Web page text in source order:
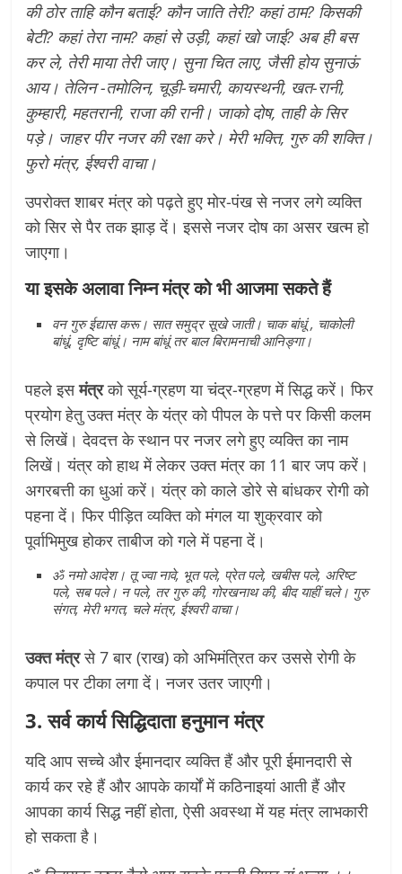
की ठोर ताहि कौन बताई? कौन जाति तेरी? कहां ठाम? किसकी
बेटी? कहां तेरा नाम? कहां से उड़ी, कहां खो जाई? अब ही बस
कर ले, तेरी माया तेरी जाए। सुना चित लाए, जैसी होय सुनाऊं
आय। तेलिन -तमोलिन, चूड़ी-चमारी, कायस्थनी, खत-रानी,
कुम्हारी, महतरानी, राजा की रानी। जाको दोष, ताही के सिर
पड़े। जाहर पीर नजर की रक्षा करे। मेरी भक्ति, गुरु की शक्ति।
फुरो मंत्र, ईश्वरी वाचा।
उपरोक्त शाबर मंत्र को पढ़ते हुए मोर-पंख से नजर लगे व्यक्ति
को सिर से पैर तक झाड़ दें। इससे नजर दोष का असर खत्म हो
जाएगा।
या इसके अलावानिम्न मंत्रको भी आजमा सकते हैं
वन गुरु ईद्यास करू। सात समुद्र सूखे जाती। चाक बांधूं , चाकोली
बांधूं, दृष्टि बांधूं। नाम बांधूं तर बाल बिरामनाची आनिङ्गा।
पहले इसमंत्रको सूर्य-ग्रहण या चंद्र-ग्रहण में सिद्ध करें। फिर
प्रयोग हेतु उक्त मंत्र के यंत्र को पीपल के पत्ते पर किसी कलम
से लिखें। देवदत्त के स्थान पर नजर लगे हुए व्यक्ति का नाम
लिखें। यंत्र को हाथ में लेकर उक्त मंत्र का 11 बार जप करें।
अगरबत्ती का धुआं करें। यंत्र को काले डोरे से बांधकर रोगी को
पहना दें। फिर पीड़ित व्यक्ति को मंगल या शुक्रवार को
पूर्वाभिमुख होकर ताबीज को गले में पहना दें।
ॐ नमो आदेश। तू ज्वा नावे, भूत पले, प्रेत पले, खबीस पले, अरिष्ट
पले, सब पले। न पले, तर गुरु की, गोरखनाथ की, बीद याहीं चले। गुरु
संगत, मेरी भगत, चले मंत्र, ईश्वरी वाचा।
उक्त मंत्रसे 7 बार (राख) को अभिमंत्रित कर उससे रोगी के
कपाल पर टीका लगा दें। नजर उतर जाएगी।
3. सर्व कार्य सिद्धिदाता हनुमान मंत्र
यदि आप सच्चे और ईमानदार व्यक्ति हैं और पूरी ईमानदारी से
कार्य कर रहे हैं और आपके कार्यों में कठिनाइयां आती हैं और
आपका कार्य सिद्ध नहीं होता, ऐसी अवस्था में यह मंत्र लाभकारी
हो सकता है।